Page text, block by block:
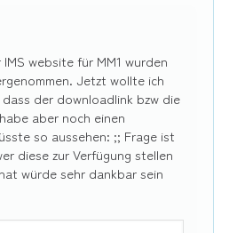
website für MM1 wurden
Jetzt wollte ich
der downloadlink bzw die
aber noch einen
so aussehen: ;; Frage ist
diese zur Verfügung stellen
würde sehr dankbar sein